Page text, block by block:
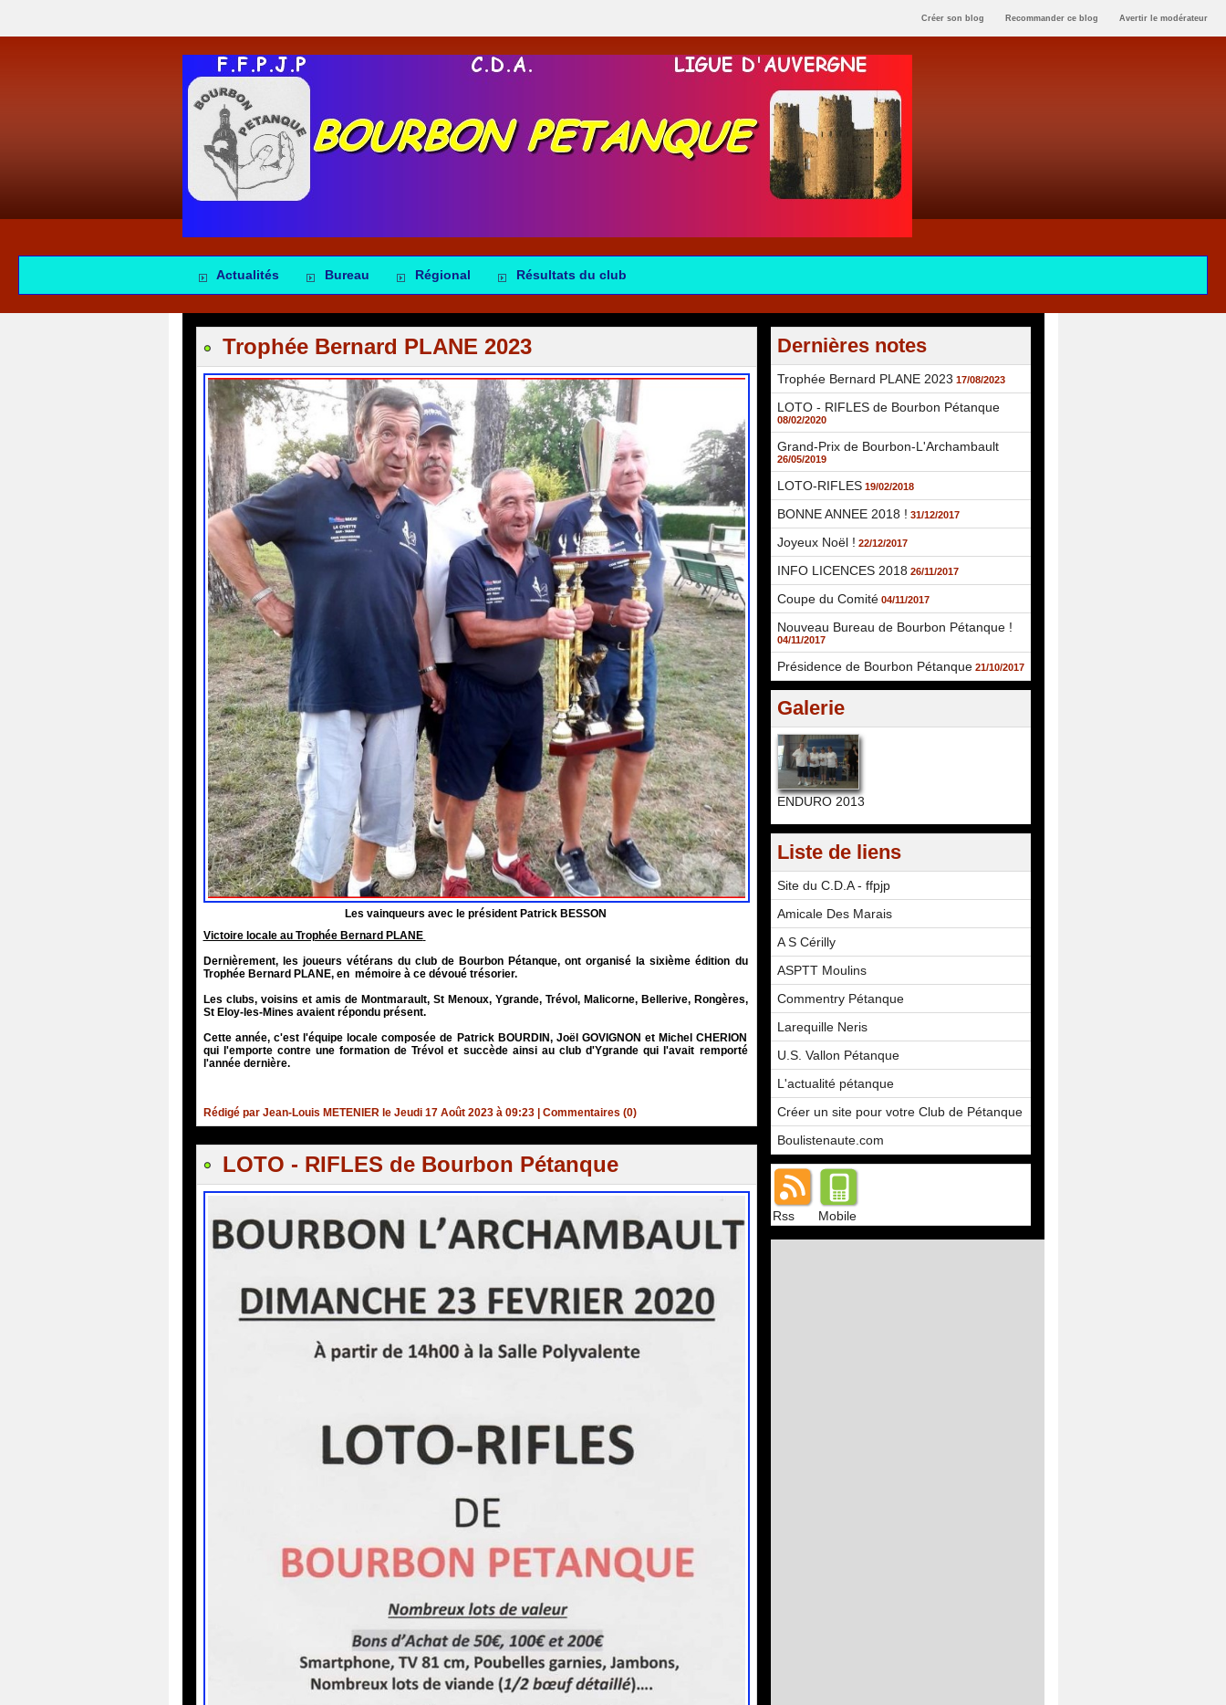
Créer son blog Recommander ce blog Avertir le modérateur
Actualités Bureau Régional Résultats du club
Trophée Bernard PLANE 2023
Les vainqueurs avec le président Patrick BESSON
Victoire locale au Trophée Bernard PLANE
Dernièrement, les joueurs vétérans du club de Bourbon Pétanque, ont organisé la sixième édition du
Trophée Bernard PLANE, en mémoire à ce dévoué trésorier.
Les clubs, voisins et amis de Montmarault, St Menoux, Ygrande, Trévol, Malicorne, Bellerive, Rongères,
St Eloy-les-Mines avaient répondu présent.
Cette année, c'est l'équipe locale composée de Patrick BOURDIN, Joël GOVIGNON et Michel CHERION
qui l'emporte contre une formation de Trévol et succède ainsi au club d'Ygrande qui l'avait remporté
l'année dernière.
Rédigé par Jean-Louis METENIER le Jeudi 17 Août 2023 à 09:23 | Commentaires (0)
LOTO - RIFLES de Bourbon Pétanque
Dernières notes
Trophée Bernard PLANE 2023 17/08/2023
LOTO - RIFLES de Bourbon Pétanque
08/02/2020
Grand-Prix de Bourbon-L'Archambault
26/05/2019
LOTO-RIFLES 19/02/2018
BONNE ANNEE 2018 ! 31/12/2017
Joyeux Noël ! 22/12/2017
INFO LICENCES 2018 26/11/2017
Coupe du Comité 04/11/2017
Nouveau Bureau de Bourbon Pétanque !
04/11/2017
Présidence de Bourbon Pétanque 21/10/2017
Galerie
ENDURO 2013
Liste de liens
Site du C.D.A - ffpjp
Amicale Des Marais
A S Cérilly
ASPTT Moulins
Commentry Pétanque
Larequille Neris
U.S. Vallon Pétanque
L'actualité pétanque
Créer un site pour votre Club de Pétanque
Boulistenaute.com
Rss Mobile